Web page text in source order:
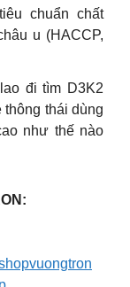
chuẩn chất
u (HACCP,
đi tìm D3K2
thông thái dùng
như thế nào